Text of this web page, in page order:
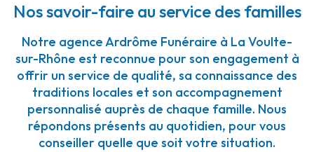
Nos savoir-faire au service des familles
Notre agence Ardrôme Funéraire à La Voulte-
sur-Rhône est reconnue pour son engagement à
offrir un service de qualité, sa connaissance des
traditions locales et son accompagnement
personnalisé auprès de chaque famille. Nous
répondons présents au quotidien, pour vous
conseiller quelle que soit votre situation.